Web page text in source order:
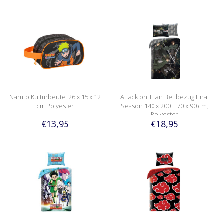
Naruto Kulturbeutel 26 x 15 x 12
cm Polyester
€13,95
Attack on Titan Bettbezug Final
Season 140 x 200 + 70 x 90 cm,
Polyester
€18,95